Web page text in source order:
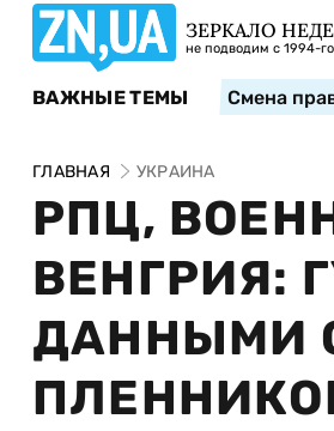
ЗЕРКАЛО
не подводим с 1994-
ВАЖНЫЕ ТЕМЫ Смена
ГЛАВНАЯ УКРАИНА
РПЦ,
ВЕНГРИЯ:
ДАННЫМИ